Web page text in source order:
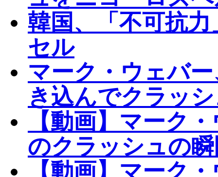
韓国、「不可抗
セル
マーク・ウェバ
き込んでクラッ
【動画】マーク
のクラッシュの
【動画】マーク